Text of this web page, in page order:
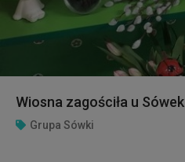
Wiosna zagościła u Sówek
Grupa Sówki